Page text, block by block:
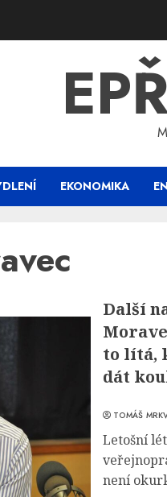
EKONOMIKA
Další
to lítá,
dát
TOMÁŠ
Letošní
není